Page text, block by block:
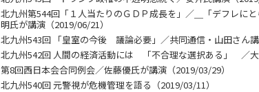
北九州第544回「１人当たりのＧＤＰ成長を」／＿「デフレに
明氏が講演（2019/06/21）
北九州543回 「皇室の今後 議論必要」／共同通信・山田さん講
北九州542回 人間の経済活動には 「不合理な選択ある」 ／大
第8回西日本会合同例会／佐藤優氏が講演（2019/03/29）
北九州540回 元警視が危機管理を語る（2019/03/11）